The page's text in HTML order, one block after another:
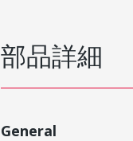
部品詳細
General